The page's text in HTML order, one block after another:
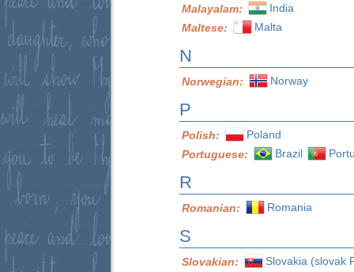
Malayalam:
India
Maltese:
Malta
N
Norwegian: Norway
P
Polish:
Poland
Portuguese:
Brazil
R
Romanian: Romania
S
Slovakian:
Slovakia (slovak